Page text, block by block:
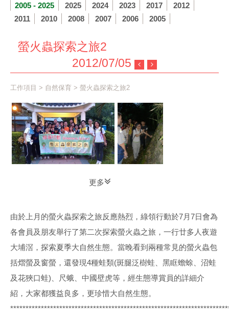
2005 - 2025 2025 2024 2023 2017
2012
2011
2010 2008 2007 2006 2005
螢火蟲探索之旅2
2012/07/05
工作項目 > 自然保育 > 螢火蟲探索之旅2
更多
由於上月的螢火蟲探索之旅反應熱烈，綠領行動於7月7日會為
各會員及朋友舉行了第二次探索螢火蟲之旅，一行廿多人夜遊
大埔滘，探索夏季大自然生態。當晚看到兩種常見的螢火蟲包
括熠螢及窗螢，還發現4種蛙類(斑腿泛樹蛙、黑眶蟾蜍、沼蛙
及花狹口蛙)、尺蛾、中國壁虎等，經生態導賞員的詳細介
紹，大家都獲益良多，更珍惜大自然生態。